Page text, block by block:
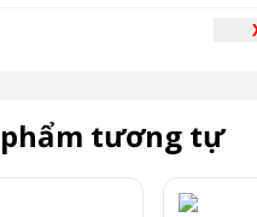
phẩm tương tự